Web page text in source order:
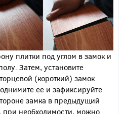
плитки под углом в замок и
Затем, установите
(короткий) замок
ее и зафиксируйте
замка в предыдущий
при необходимости, можно